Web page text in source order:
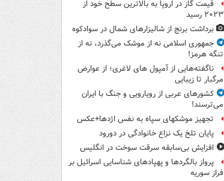
قیمت گاز در اروپا به بالاترین سطح خود از
۲۰۲۳ رسید
برداشت برنج از شالیزارهای شمال در سوادکوه
جمهوری اسلامی نه از موشک می‌گذرد، نه از
تنگه هرمز!
ناگفته‌هایی از آمپول های لاغری؛ از عوارض
مرگبار تا زیبایی
کشورهای عربی از رویارویی و جنگ با ایران
می‌ترسند!
تجهیز موشکهای سپاه به نفس اژدها+عکس
پایان تلخ یک نزاع خانوادگی در دورود
افزایش بی‌سابقه سرقت سوخت در انگلیس
پرواز بالگردها و پهپادهای شناسایی اسرائیل بر
فراز سوریه